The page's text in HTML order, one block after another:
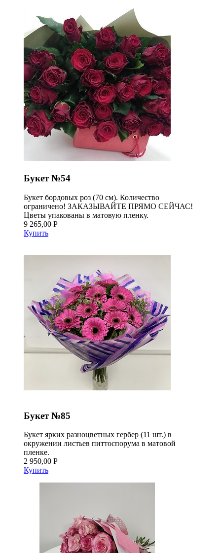
Букет №54
Букет бордовых роз (70 см). Количество
ограничено! ЗАКАЗЫВАЙТЕ ПРЯМО СЕЙЧАС!
Цветы упакованы в матовую пленку.
9 265,00 Р
Купить
Букет №85
Букет ярких разноцветных гербер (11 шт.) в
окружении листьев питтоспорума в матовой
пленке.
2 950,00 Р
Купить